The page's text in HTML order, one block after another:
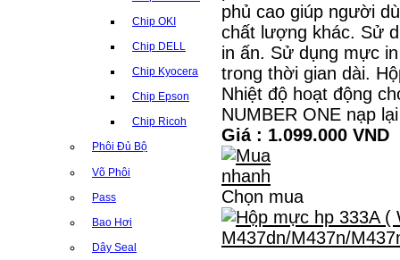
Chip OKI
Chip DELL
Chip Kyocera
Chip Epson
Chip Ricoh
Phôi Đủ Bộ
Võ Phôi
Pass
Bao Hơi
Dây Seal
phủ cao giúp người
chất lượng khác. Sử
in ấn. Sử dụng mực
trong thời gian dài.
Nhiệt độ hoạt động
NUMBER ONE nạp
Giá : 1.099.000 VND
Chọn mua